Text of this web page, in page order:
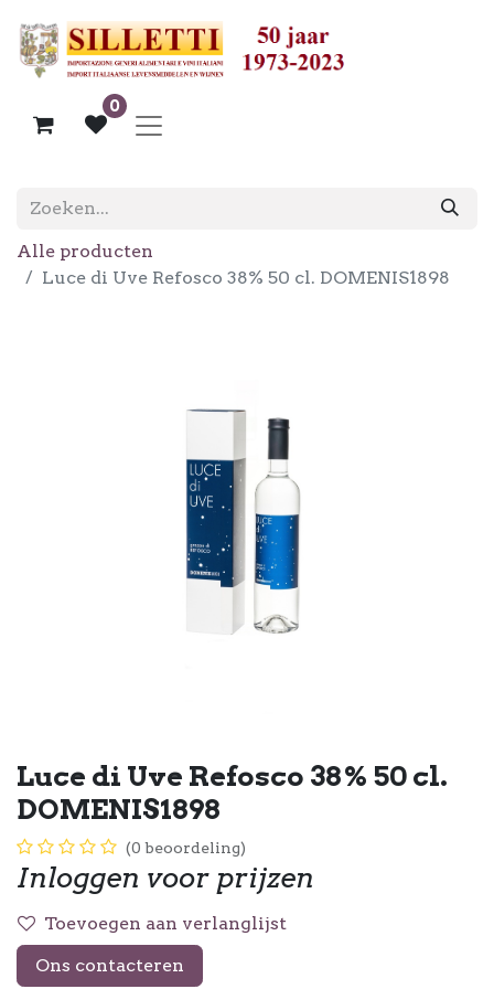
0
Alle producten
Luce di Uve Refosco 38% 50 cl. DOMENIS1898
Luce di Uve Refosco 38% 50 cl.
DOMENIS1898
(0 beoordeling)
Inloggen voor prijzen
Toevoegen aan verlanglijst
Ons contacteren